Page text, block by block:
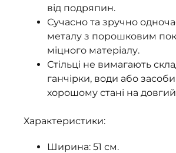
від подряпин.
Сучасно та зручно
металу з порошковим
міцного матеріалу.
Стільці не вимагають
ганчірки, води або
хорошому стані на
Характеристики:
Ширина: 51 см.